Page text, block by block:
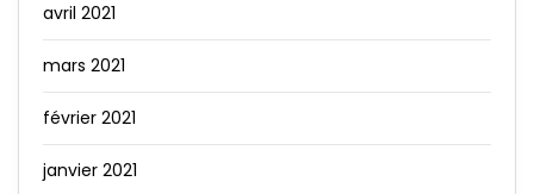
avril 2021
mars 2021
février 2021
janvier 2021